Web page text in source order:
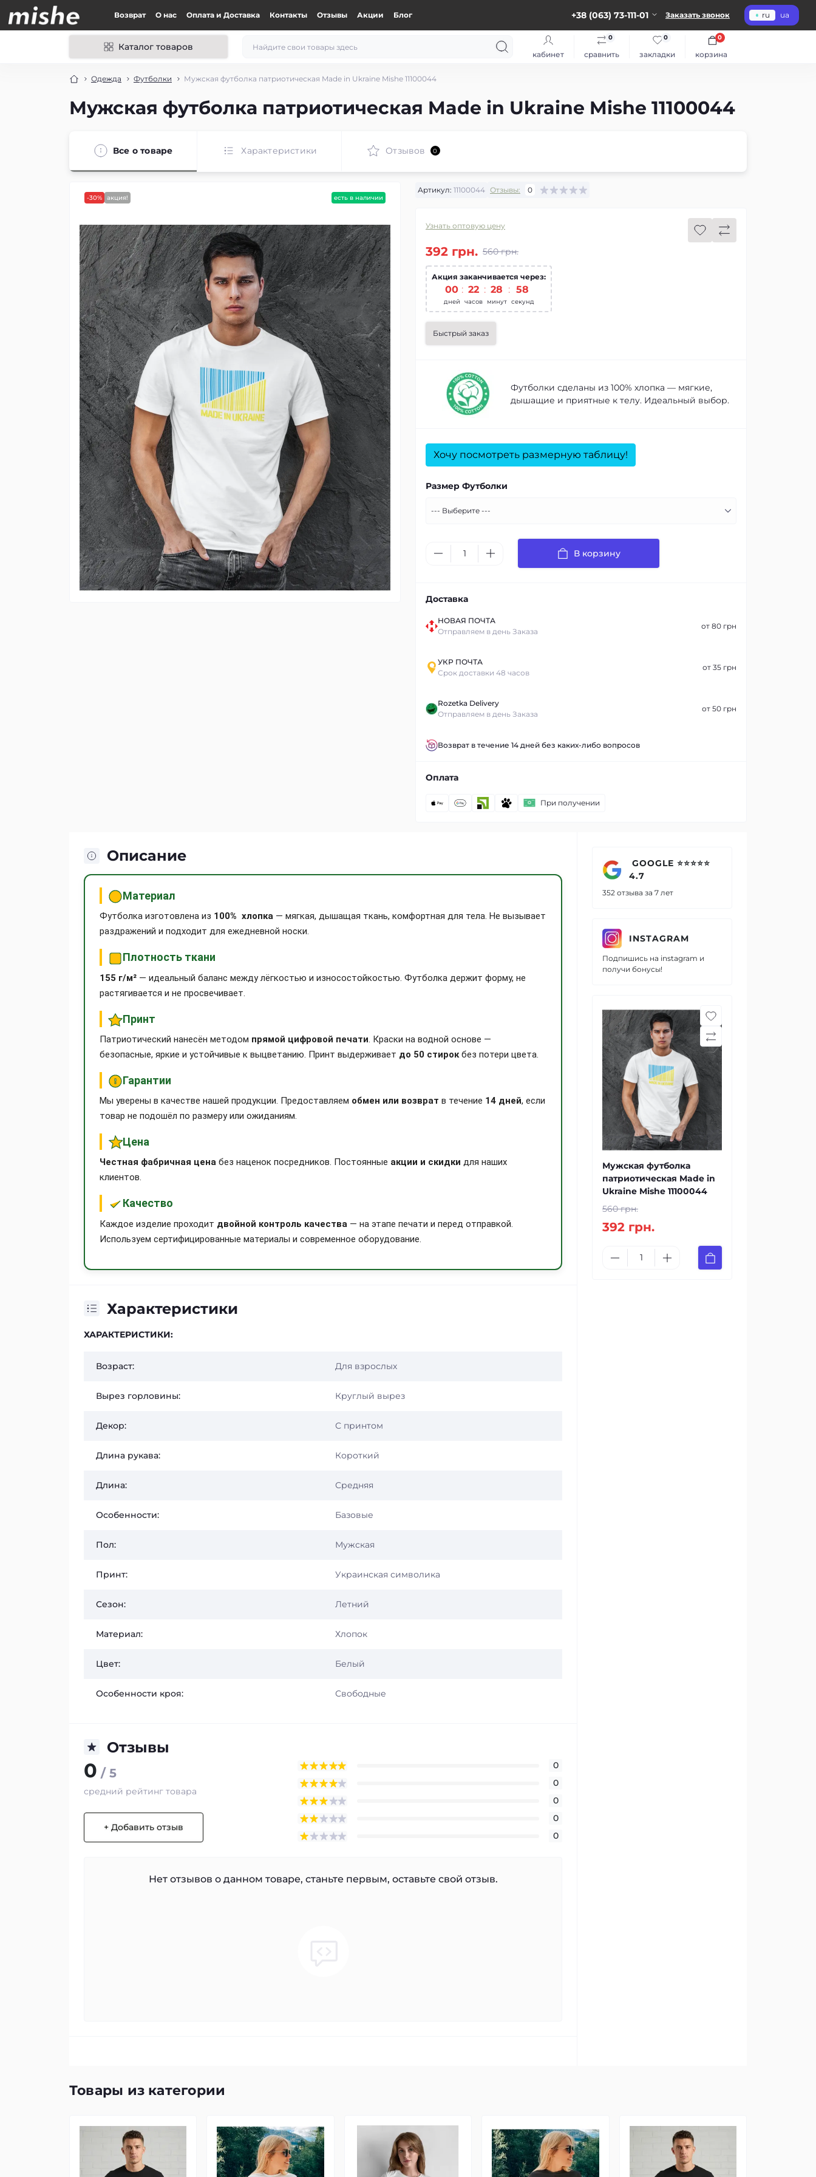
Возврат О нас Оплата и Доставка Контакты Отзывы Акции Блог +38 (063) 73-111-01 Заказать звонок ru ua
Каталог товаров
кабинет сравнить
0
закладки
0
корзина
0
Одежда Футболки Мужская футболка патриотическая Made in Ukraine Mishe 11100044
Мужская футболка патриотическая Made in Ukraine Mishe 11100044
Все о товаре Характеристики Отзывов 0
-30% акция! есть в наличии
Артикул: 11100044 Отзывы: 0
Узнать оптовую цену
560 грн.
392 грн.
Акция заканчивается через:
00
дней
: 22
часов
: 28
минут
: 56
секунд
Быстрый заказ
Футболки сделаны из 100% хлопка — мягкие,
дышащие и приятные к телу. Идеальный выбор.
Хочу посмотреть размерную таблицу!
Размер Футболки
В корзину
Доставка
НОВАЯ ПОЧТА
Отправляем в день Заказа
от 80 грн
УКР ПОЧТА
Срок доставки 48 часов
от 35 грн
Rozetka Delivery
Отправляем в день Заказа
от 50 грн
Возврат в течение 14 дней без каких-либо вопросов
Оплата
При получении
Описание
Материал
Футболка изготовлена из 100% хлопка — мягкая, дышащая ткань, комфортная для тела. Не вызывает
раздражений и подходит для ежедневной носки.
Плотность ткани
155 г/м² — идеальный баланс между лёгкостью и износостойкостью. Футболка держит форму, не
растягивается и не просвечивает.
Принт
Патриотический нанесён методом прямой цифровой печати. Краски на водной основе —
безопасные, яркие и устойчивые к выцветанию. Принт выдерживает до 50 стирокбез потери цвета.
Гарантии
Мы уверены в качестве нашей продукции. Предоставляем обмен или возврат в течение 14 дней, если
товар не подошёл по размеру или ожиданиям.
Цена
Честная фабричная цена без наценок посредников. Постоянные акции и скидки для наших
клиентов.
Качество
Каждое изделие проходит двойной контроль качества — на этапе печати и перед отправкой.
Используем сертифицированные материалы и современное оборудование.
Характеристики
ХАРАКТЕРИСТИКИ:
Возраст: Для взрослых
Вырез горловины: Круглый вырез
Декор: С принтом
Длина рукава: Короткий
Длина: Средняя
Особенности: Базовые
Пол: Мужская
Принт: Украинская символика
Сезон: Летний
Материал: Хлопок
Цвет: Белый
Особенности кроя: Свободные
Отзывы
0 / 5
средний рейтинг товара
+ Добавить отзыв
0
0
0
0
0
Нет отзывов о данном товаре, станьте первым, оставьте свой отзыв.
GOOGLE ⭐⭐⭐⭐⭐
4.7
352 отзыва за 7 лет
INSTAGRAM
Подпишись на instagram и
получи бонусы!
Мужская футболка
патриотическая Made in
Ukraine Mishe 11100044
560 грн.
392 грн.
Товары из категории